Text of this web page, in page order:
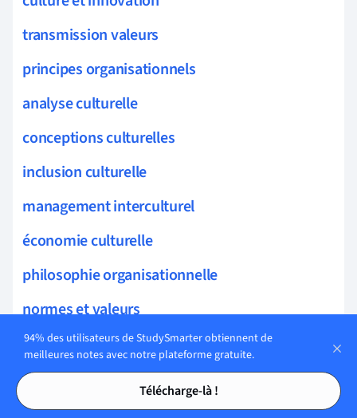
Tables des matières
Tables des matières
transmission valeurs
principes organisationnels
analyse culturelle
conceptions culturelles
inclusion culturelle
management interculturel
économie culturelle
philosophie organisationnelle
normes et valeurs
société et culture
identité et culture
intégrité organisationnelle
94% des utilisateurs de StudySmarter obtiennent de
meilleures notes avec notre plateforme gratuite.
Télécharge-là !